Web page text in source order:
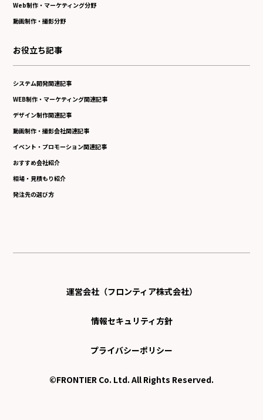
Web制作・マーケティング分野
動画制作・撮影分野
お役立ち記事
システム開発関連記事
WEB制作・マーケティング関連記事
デザイン制作関連記事
動画制作・撮影会社関連記事
イベント・プロモーション関連記事
おすすめ会社紹介
相場・見積もり紹介
発注先の選び方
運営会社（フロンティア株式会社）
情報セキュリティ方針
プライバシーポリシー
©FRONTIER Co. Ltd. All Rights Reserved.